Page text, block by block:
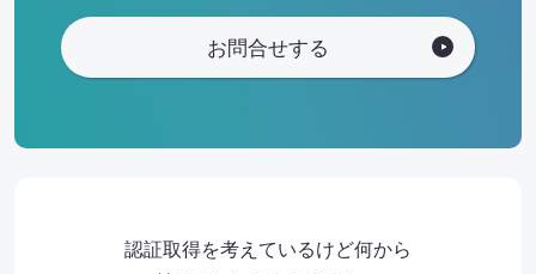
お問合せする
認証取得を考えているけど何から